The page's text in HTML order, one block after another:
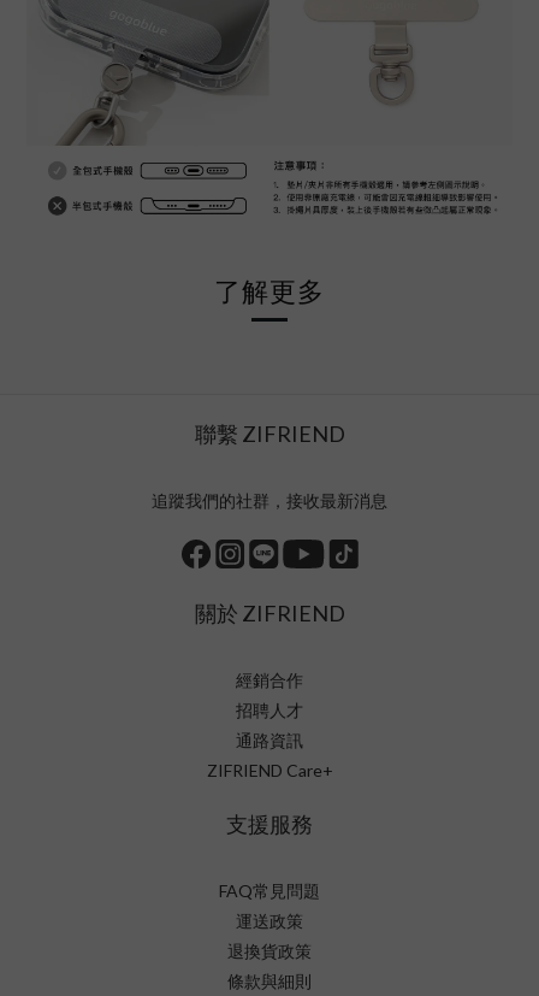
了解更多
聯繫 ZIFRIEND
追蹤我們的社群，接收最新消息
關於 ZIFRIEND
經銷合作
招聘人才
通路資訊
ZIFRIEND Care+
支援服務
FAQ常見問題
運送政策
退換貨政策
條款與細則